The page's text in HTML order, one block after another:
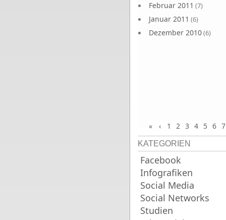
Februar 2011 (7)
Januar 2011 (6)
Dezember 2010(6)
« ‹ 1 2 3 4 5 6 7
KATEGORIEN
Facebook
Infografiken
Social Media
Social Networks
Studien